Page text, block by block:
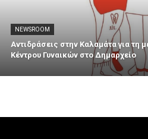
NEWSROOM
Αντιδράσεις στην Καλαμάτα για τη
Κέντρου Γυναικών στο Δημαρχείο